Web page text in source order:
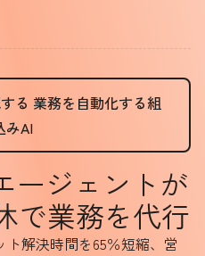
る 業務を自動化する組
みAI
ージェントが
で業務を代行
解決時間を65％短縮、営